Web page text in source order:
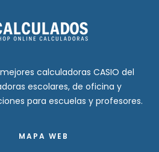
calculadoras CASIO del
escolares, de oficina y
para escuelas y profesores.
MAPA WEB